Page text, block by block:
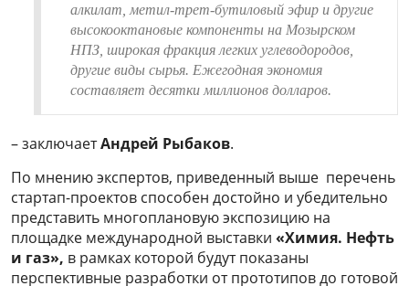
алкилат, метил-трет-бутиловый эфир и другие
высокооктановые компоненты на Мозырском
НПЗ, широкая фракция легких углеводородов,
другие виды сырья. Ежегодная экономия
составляет десятки миллионов долларов.
– заключаетАндрей Рыбаков.
По мнению экспертов, приведенный выше перечень
стартап-проектов способен достойно и убедительно
представить многоплановую экспозицию на
площадке международной выставки «Химия. Нефть
и газ», в рамках которой будут показаны
перспективные разработки от прототипов до готовой